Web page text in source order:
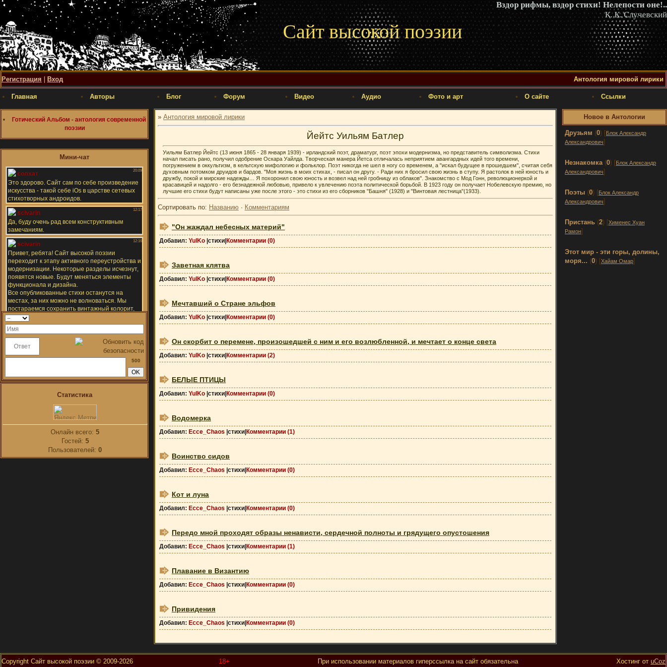
Вздор рифмы, вздор стихи! Нелепости оне!..
К. К. Случевский
Сайт высокой поэзии
Регистрация Вход Антология мировой лирики
Главная Авторы Блог Форум Видео Аудио Фото и арт О сайте Ссылки
Готический Альбом - антология современной
поэзии
Мини-чат
500
Статистика
Онлайн всего: 5
Гостей: 5
Пользователей: 0
» Антология мировой лирики
Йейтс Уильям Батлер
Уильям Батлер Йейтс (13 июня 1865 - 28 января 1939) - ирландский поэт, драматург, поэт эпохи модернизма, но представитель символизма. Стихи
начал писать рано, получил одобрение Оскара Уайлда. Творческая манера Йетса отличалась неприятием авангардных идей того времени,
погружением в оккультизм, в кельтскую мифологию и фольклор. Поэт никогда не шел в ногу со временем, а "искал будущее в прошедшем", считая себя
духовным потомком друидов и бардов. "Моя жизнь в моих стихах, - писал он другу. - Ради них я бросил свою жизнь в ступу. Я растолок в ней юность и
дружбу, покой и мирские надежды… Я похоронил свою юность и возвел над ней гробницу из облаков". Знакомство с Мод Гонн, революционеркой и
красавицей и надолго - его безнадежной любовью, привело к увлечению поэта политической борьбой. В 1923 году он получает Нобелевскую премию, но
лучшие его стихи будут написаны уже после этого - это стихи из его сборников "Башня" (1928) и "Винтовая лестница"(1933).
Сортировать по: Названию · Комментариям
"Он жаждал небесных материй"
Добавил: YulKo |стихи| Комментарии (0)
Заветная клятва
Добавил: YulKo |стихи| Комментарии (0)
Мечтавший о Cтране эльфов
Добавил: YulKo |стихи| Комментарии (0)
Он скорбит о перемене, произошедшей с ним и его возлюбленной, и мечтает о конце света
Добавил: YulKo |стихи| Комментарии (2)
БЕЛЫЕ ПТИЦЫ
Добавил: YulKo |стихи| Комментарии (0)
Водомерка
Добавил: Ecce_Chaos |стихи| Комментарии (1)
Воинство сидов
Добавил: Ecce_Chaos |стихи| Комментарии (0)
Кот и луна
Добавил: Ecce_Chaos |стихи| Комментарии (0)
Передо мной проходят образы ненависти, сердечной полноты и грядущего опустошения
Добавил: Ecce_Chaos |стихи| Комментарии (1)
Плавание в Византию
Добавил: Ecce_Chaos |стихи| Комментарии (0)
Привидения
Добавил: Ecce_Chaos |стихи| Комментарии (0)
Новое в Антологии
Друзьям (0) [Блок Александр
Александрович]
Незнакомка(0) [Блок Александр
Александрович]
Поэты (0) [Блок Александр
Александрович]
Пристань (2) [Хименес Хуан
Рамон]
Этот мир - эти горы, долины,
моря... (0) [Хайам Омар]
Copyright Сайт высокой поэзии © 2009-2026 18+ При использовании материалов гиперссылка на сайт обязательна Хостинг от uCoz